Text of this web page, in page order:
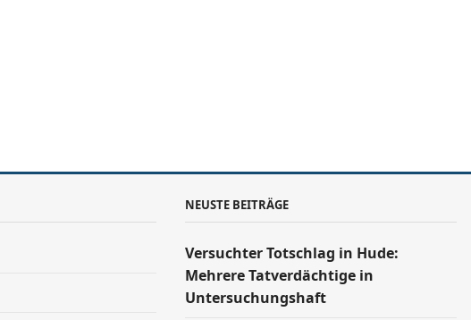
NEUSTE BEITRÄGE
Versucht­er Totschlag in Hude:
Mehrere Tatverdächtige in
Untersuchungshaft